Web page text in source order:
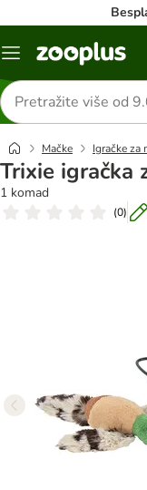
Izbornik
Traži
proizvode
Mačke Igračke za
Trixie igračka
1 komad
(0)